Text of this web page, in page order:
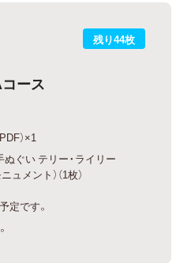
残り44枚
ース
）×1
ぐい テリー・ライリー
ュメント）（1枚）
定です。